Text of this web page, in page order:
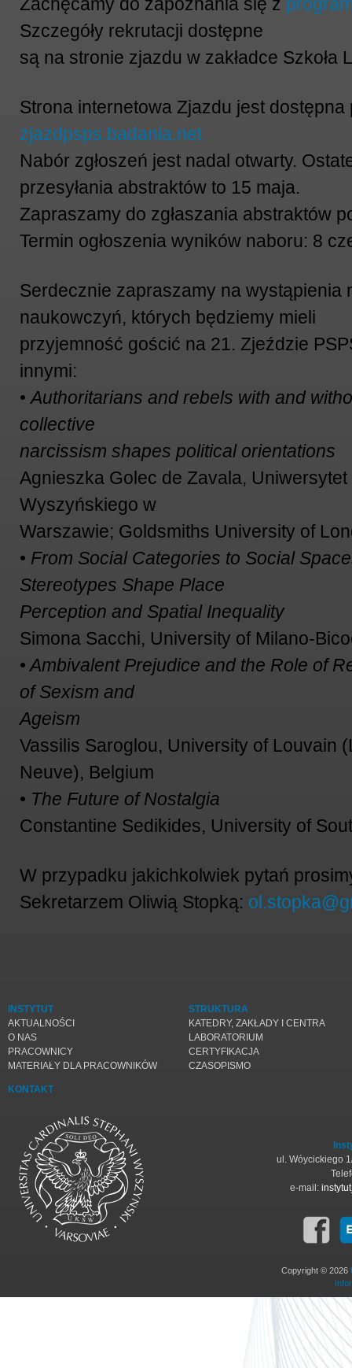
Zachęcamy do zapoznania się z
Szczegóły rekrutacji dostępne
są na stronie zjazdu w zakładce Szkoła
Strona internetowa Zjazdu jest dostępna
zjazdpsps.badania.net
Nabór zgłoszeń jest nadal otwarty.
przesyłania abstraktów to 15 maja.
Zapraszamy do zgłaszania abstraktów
Termin ogłoszenia wyników naboru: 8
Serdecznie zapraszamy na wystąpienia
naukowczyń, których będziemy mieli
przyjemność gościć na 21. Zjeździe
innymi:
•Authoritarians and rebels with and
collective
narcissism shapes political orientations
Agnieszka Golec de Zavala, Uniwersytet
Wyszyńskiego w
Warszawie; Goldsmiths University of
• From Social Categories to Social
Stereotypes Shape Place
Perception and Spatial Inequality
Simona Sacchi, University of Milano-
•Ambivalent Prejudice and the Role of
of Sexism and
Ageism
Vassilis Saroglou, University of Louvain
Neuve), Belgium
• The Future of Nostalgia
Constantine Sedikides, University of
W przypadku jakichkolwiek pytań
Sekretarzem Oliwią Stopką:
INSTYTUT
AKTUALNOŚCI
O NAS
PRACOWNICY
MATERIAŁY DLA PRACOWNIKÓW
KONTAKT
STRUKTURA
KATEDRY, ZAKŁADY I CENTRA
LABORATORIUM
CERTYFIKACJA
CZASOPISMO
ul. Wóycickiego
e-mail:
Copyright © 2026